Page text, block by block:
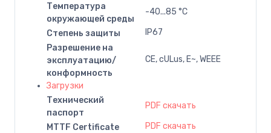
Температура
окружающей среды
-40...85 °C
Степень защиты
IP67
Разрешение на
эксплуатацию/
конформность
CE, cULus, E~, WEEE
Загрузки
Технический
паспорт
PDF скачать
MTTF Certificate PDF скачать